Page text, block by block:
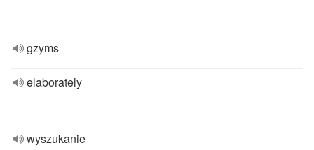
gzyms
elaborately
wyszukanie